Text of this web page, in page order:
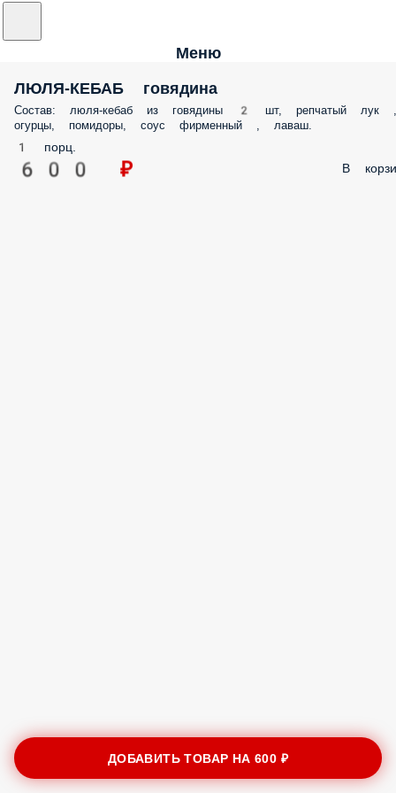
Меню
ЛЮЛЯ-КЕБАБ говядина
Состав: люля-кебаб из говядины 2 шт, репчатый лук ,
огурцы, помидоры, соус фирменный , лаваш.
1 порц.
600 ₽ В
ДОБАВИТЬ ТОВАР НА600 ₽